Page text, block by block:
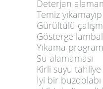
Deterjan
Temiz
Gürültülü
Gösterge
Yıkama
Su alamaması
Kirli suyu
İyi bir